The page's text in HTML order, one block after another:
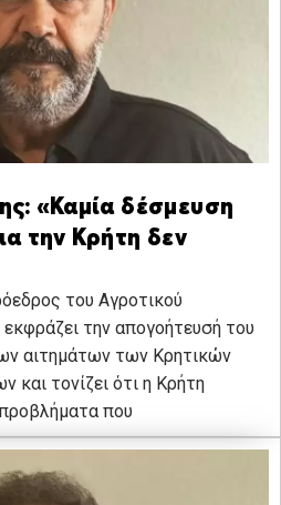
«Καμία δέσμευση
την Κρήτη δεν
του Αγροτικού
την απογοήτευσή του
αιτημάτων των Κρητικών
και τονίζει ότι η Κρήτη
που